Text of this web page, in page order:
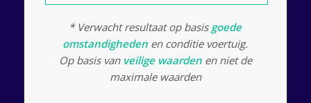
* Verwacht resultaat op basis goede
omstandigheden en conditie voertuig.
Op basis van veilige waardenen niet de
maximale waarden